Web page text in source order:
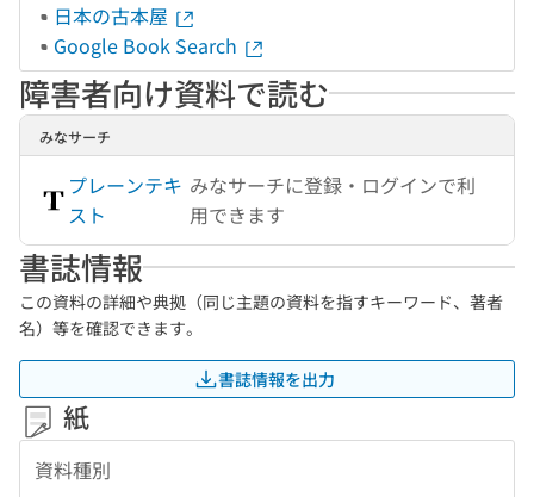
日本の古本屋
Google Book Search
障害者向け資料で読む
みなサーチ
プレーンテキ
スト
みなサーチに登録・ログインで利
用できます
書誌情報
この資料の詳細や典拠（同じ主題の資料を指すキーワード、著者
名）等を確認できます。
書誌情報を出力
紙
資料種別